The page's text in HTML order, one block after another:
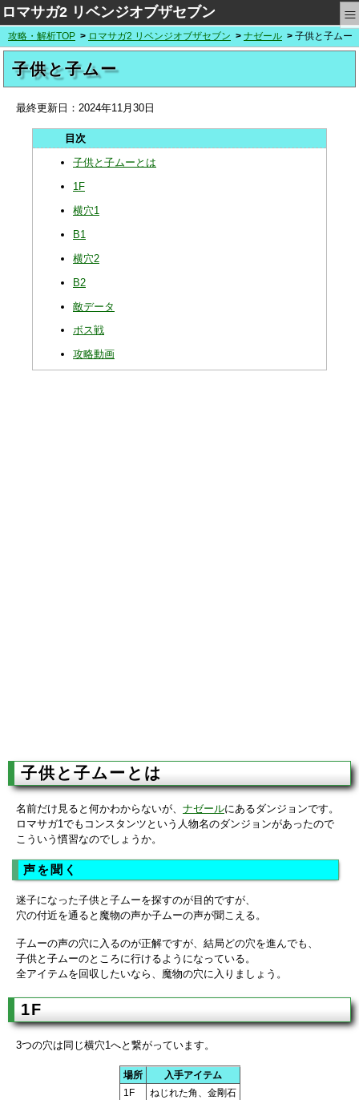
ロマサガ2 リベンジオブザセブン ≡
攻略・解析TOP ロマサガ2 リベンジオブザセブン ナゼール 子供と子ムー
子供と子ムー
最終更新日： 2024年11月30日
子供と子ムーとは
1F
横穴1
B1
横穴2
B2
敵データ
ボス戦
攻略動画
子供と子ムーとは
名前だけ見ると何かわからないが、 ナゼールにあるダンジョンです。
ロマサガ1でもコンスタンツという人物名のダンジョンがあったので
こういう慣習なのでしょうか。
声を聞く
迷子になった子供と子ムーを探すのが目的ですが、
穴の付近を通ると魔物の声か子ムーの声が聞こえる。
子ムーの声の穴に入るのが正解ですが、結局どの穴を進んでも、
子供と子ムーのところに行けるようになっている。
全アイテムを回収したいなら、魔物の穴に入りましょう。
1F
3つの穴は同じ横穴1へと繋がっています。
場所
入手アイテム
1F
ねじれた角、金剛石